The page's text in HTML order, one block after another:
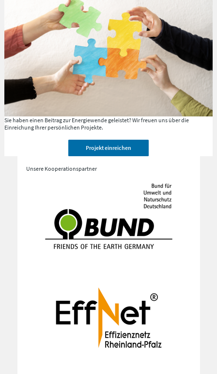
Sie haben einen Beitrag zur Energiewende geleistet?Wir freuen uns über die
Einreichung Ihrer persönlichen Projekte.
Projekt einreichen
Unsere Kooperationspartner